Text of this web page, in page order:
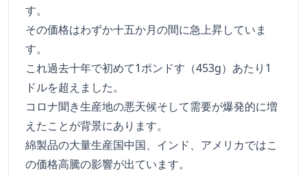
す。
その価格はわずか十五か月の間に急上昇していま
す。
これ過去十年で初めて1ポンドす（453g）あたり1
ドルを超えました。
コロナ聞き生産地の悪天候そして需要が爆発的に増
えたことが背景にあります。
綿製品の大量生産国中国、インド、アメリカではこ
の価格高騰の影響が出ています。